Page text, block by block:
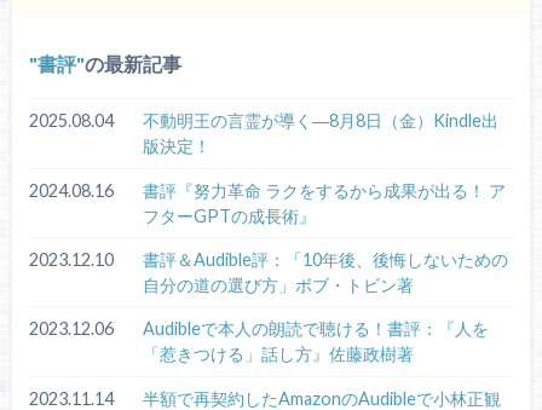
書評 の最新記事
2025.08.04
不動明王の言霊が導く―8月8日（金）Kindle出
版決定！
2024.08.16
書評『努力革命 ラクをするから成果が出る！ ア
フターGPTの成長術』
2023.12.10
書評＆Audible評：「10年後、後悔しないための
自分の道の選び方」ボブ・トビン著
2023.12.06
Audibleで本人の朗読で聴ける！書評：『人を
「惹きつける」話し方』佐藤政樹著
2023.11.14
半額で再契約したAmazonのAudibleで小林正観